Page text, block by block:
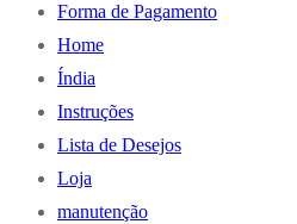
Forma de Pagamento
Home
Índia
Instruções
Lista de Desejos
Loja
manutenção